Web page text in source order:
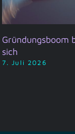
Gründungsboom
sich
7. Juli 2026